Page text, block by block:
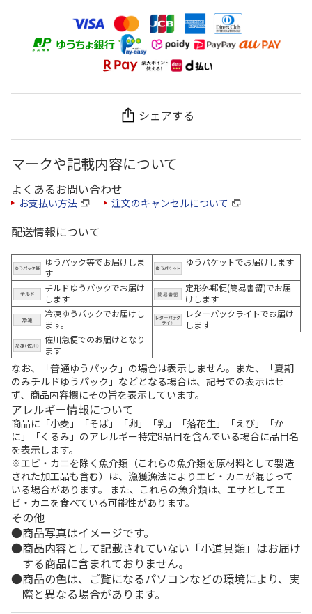
シェアする
マークや記載内容について
よくあるお問い合わせ
お支払い方法 注文のキャンセルについて
配送情報について
ゆうパック等でお届けしま
す
ゆうパケットでお届けします
チルドゆうパックでお届け
します
定形外郵便(簡易書留)でお届
けします
冷凍ゆうパックでお届けし
ます。
レターパックライトでお届け
します
佐川急便でのお届けとなり
ます
なお、「普通ゆうパック」の場合は表示しません。また、「夏期
のみチルドゆうパック」などとなる場合は、記号での表示はせ
ず、商品内容欄にその旨を表示しています。
アレルギー情報について
商品に「小麦」「そば」「卵」「乳」「落花生」「えび」「か
に」「くるみ」のアレルギー特定8品目を含んでいる場合に品目名
を表示します。
※エビ・カニを除く魚介類（これらの魚介類を原材料として製造
された加工品も含む）は、漁獲漁法によりエビ・カニが混じって
いる場合があります。 また、これらの魚介類は、エサとしてエ
ビ・カニを食べている可能性があります。
その他
商品写真はイメージです。
商品内容として記載されていない「小道具類」はお届け
する商品に含まれておりません。
商品の色は、ご覧になるパソコンなどの環境により、実
際と異なる場合があります。